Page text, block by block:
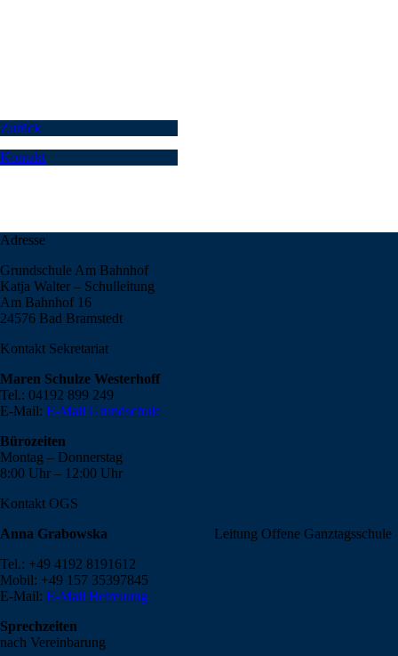
Zurück
Kontakt
Adresse
Grundschule Am Bahnhof
Katja Walter – Schulleitung
Am Bahnhof 16
24576 Bad Bramstedt
Kontakt Sekretariat
Maren Schulze Westerhoff
Tel.: 04192 899 249
E-Mail: E-Mail Grundschule
Bürozeiten
Montag – Donnerstag
8:00 Uhr – 12:00 Uhr
Kontakt OGS
Anna Grabowska Leitung Offene Ganztagsschule
Tel.: +49 4192 8191612
Mobil: +49 157 35397845
E-Mail: E-Mail Betreuung
Sprechzeiten
nach Vereinbarung